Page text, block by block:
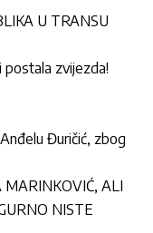
U TRANSU
postala zvijezda!
Đuričić, zbog
MARINKOVIĆ, ALI
NISTE